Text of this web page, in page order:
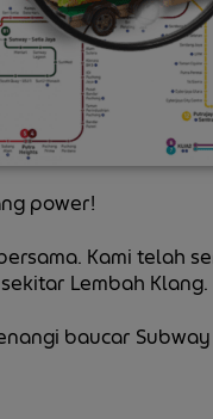
power!
Kami telah
Lembah Klang.
baucar